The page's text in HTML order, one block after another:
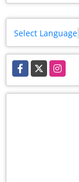
Select Language
Facebook
X